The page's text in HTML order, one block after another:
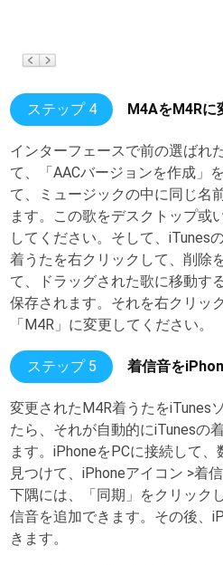
ステップ 4 M4AをM4Rに
インターフェースで前の選ばれ
て、「AACバージョンを作成」
て、ミュージックの中に同じ名
ます。この歌をデスクトップ或
してください。そして、iTunes
着うたを右クリックして、削除
て、ドラッグされた歌に移動す
保存されます。それを右クリッ
「M4R」に変更してください。
ステップ 5 着信音を
変更されたM4R着うたをiTunes
たら、それが自動的にiTunesの
ます。iPhoneをPCに接続して
見つけて、iPhoneアイコン >着
下隅には、「同期」をクリック
信音を追加できます。その後、
きます。